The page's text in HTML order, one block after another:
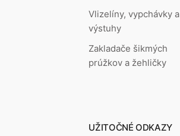
Vlizelíny, vypchávky a
výstuhy
Zakladače šikmých
prúžkov a žehličky
UŽITOČNÉ ODKAZY